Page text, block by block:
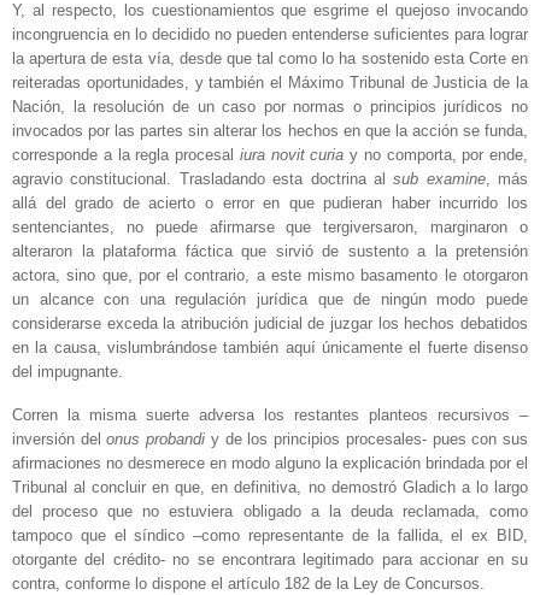
Y, al respecto, los cuestionamientos que esgrime el quejoso invocando
incongruencia en lo decidido no pueden entenderse suficientes para lograr
la apertura de esta vía, desde que tal como lo ha sostenido esta Corte en
reiteradas oportunidades, y también el Máximo Tribunal de Justicia de la
Nación, la resolución de un caso por normas o principios jurídicos no
invocados por las partes sin alterar los hechos en que la acción se funda,
corresponde a la regla procesal iura novit curia y no comporta, por ende,
agravio constitucional. Trasladando esta doctrina alsub examine, más
allá del grado de acierto o error en que pudieran haber incurrido los
sentenciantes, no puede afirmarse que tergiversaron, marginaron o
alteraron la plataforma fáctica que sirvió de sustento a la pretensión
actora, sino que, por el contrario, a este mismo basamento le otorgaron
un alcance con una regulación jurídica que de ningún modo puede
considerarse exceda la atribución judicial de juzgar los hechos debatidos
en la causa, vislumbrándose también aquí únicamente el fuerte disenso
del impugnante.
Corren la misma suerte adversa los restantes planteos recursivos –
inversión delonus probandi y de los principios procesales- pues con sus
afirmaciones no desmerece en modo alguno la explicación brindada por el
Tribunal al concluir en que, en definitiva, no demostró Gladich a lo largo
del proceso que no estuviera obligado a la deuda reclamada, como
tampoco que el síndico –como representante de la fallida, el ex BID,
otorgante del crédito- no se encontrara legitimado para accionar en su
contra, conforme lo dispone el artículo 182 de la Ley de Concursos.